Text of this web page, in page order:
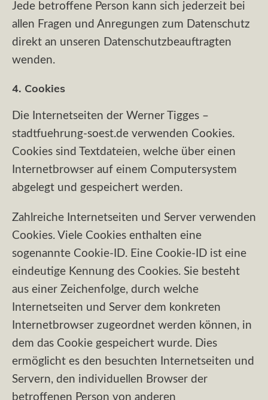
Jede betroffene Person kann sich jederzeit bei
allen Fragen und Anregungen zum Datenschutz
direkt an unseren Datenschutzbeauftragten
wenden.
4. Cookies
Die Internetseiten der Werner Tigges –
stadtfuehrung-soest.de verwenden Cookies.
Cookies sind Textdateien, welche über einen
Internetbrowser auf einem Computersystem
abgelegt und gespeichert werden.
Zahlreiche Internetseiten und Server verwenden
Cookies. Viele Cookies enthalten eine
sogenannte Cookie-ID. Eine Cookie-ID ist eine
eindeutige Kennung des Cookies. Sie besteht
aus einer Zeichenfolge, durch welche
Internetseiten und Server dem konkreten
Internetbrowser zugeordnet werden können, in
dem das Cookie gespeichert wurde. Dies
ermöglicht es den besuchten Internetseiten und
Servern, den individuellen Browser der
betroffenen Person von anderen